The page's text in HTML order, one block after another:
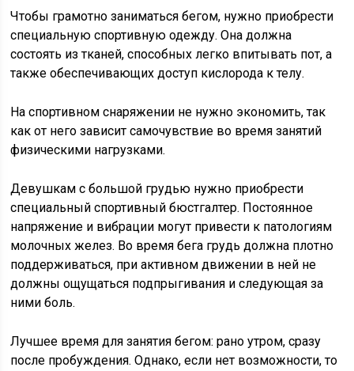
Чтобы грамотно заниматься бегом, нужно приобрести
специальную спортивную одежду. Она должна
состоять из тканей, способных легко впитывать пот, а
также обеспечивающих доступ кислорода к телу.
На спортивном снаряжении не нужно экономить, так
как от него зависит самочувствие во время занятий
физическими нагрузками.
Девушкам с большой грудью нужно приобрести
специальный спортивный бюстгалтер. Постоянное
напряжение и вибрации могут привести к патологиям
молочных желез. Во время бега грудь должна плотно
поддерживаться, при активном движении в ней не
должны ощущаться подпрыгивания и следующая за
ними боль.
Лучшее время для занятия бегом: рано утром, сразу
после пробуждения. Однако, если нет возможности, то